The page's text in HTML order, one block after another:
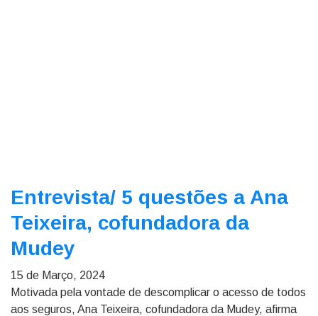
Entrevista/ 5 questões a Ana
Teixeira, cofundadora da
Mudey
15 de Março, 2024
Motivada pela vontade de descomplicar o acesso de todos
aos seguros, Ana Teixeira, cofundadora da Mudey, afirma